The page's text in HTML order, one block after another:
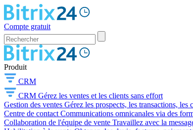
Compte gratuit
Produit
CRM
CRM Gérez les ventes et les clients sans effort
Gestion des ventes Gérez les prospects, les transactions, les
Centre de contact Communications omnicanales via des
Collaboration de l'équipe de vente Travaillez avec la